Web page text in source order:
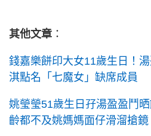
其他文章 ：
錢嘉樂餅印大女11歲生日！
淇點名「七魔女」缺席成員
姚瑩瑩51歲生日孖湯盈盈鬥
齡都不及姚媽媽面仔滑溜搶鏡